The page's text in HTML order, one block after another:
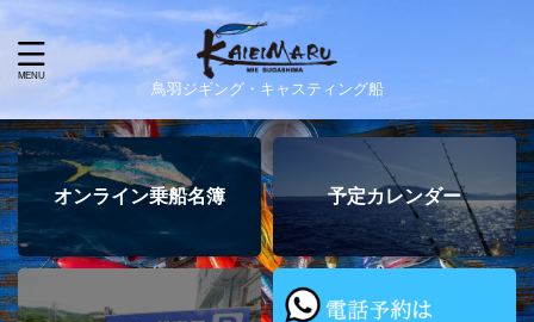
鳥羽ジギング・キャスティング船
オンライン乗船名簿 予定カレンダー